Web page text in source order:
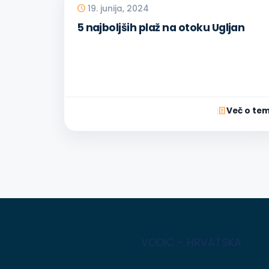
19. junija, 2024
5 najboljših plaž na otoku Ugljan
Več o
VODIČ - HRVATSKA